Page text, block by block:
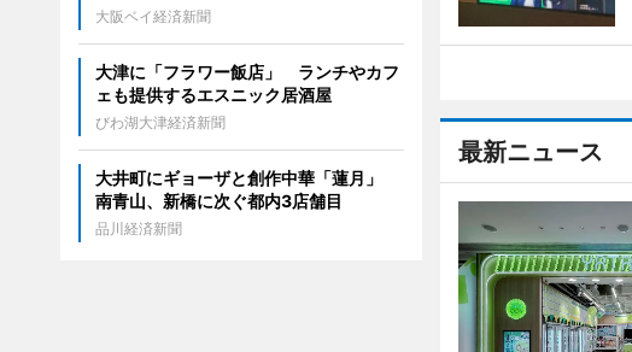
最新ニュース
大阪ベイ経済新聞
大津に「フラワー飯店」 ランチやカフ
ェも提供するエスニック居酒屋
びわ湖大津経済新聞
大井町にギョーザと創作中華「蓮月」
南青山、新橋に次ぐ都内3店舗目
品川経済新聞